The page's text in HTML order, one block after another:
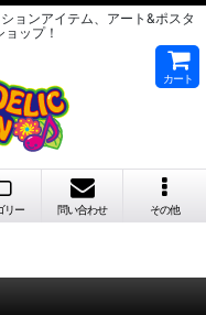
ョンアイテム、アート&ポスタ
ップ！
カート
リー 問い合わせ その他